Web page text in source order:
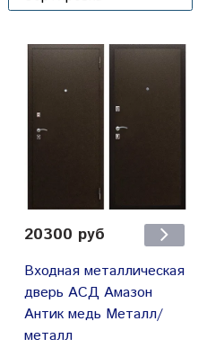
20300 руб
Входная металлическая
дверь АСД Амазон
Антик медь Металл/
металл